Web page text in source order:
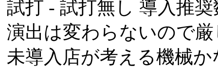
試打 - 試打無し 導入推
演出は変わらないので
未導入店が考える機械か